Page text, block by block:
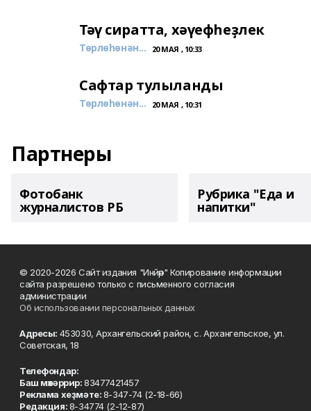
Тәү сиратта, хәүефһеҙлек
Төрлөһөнән... 20 МАЯ , 10:33
Сафтар тулыланды
Төрлөһөнән... 20 МАЯ , 10:31
Партнеры
Фотобанк
журналистов РБ
Рубрика "Еда и
напитки"
© 2020-2026 Сайт издания "Инйәр" Копирование информации
сайта разрешено только с письменного согласия
администрации
Об использовании персональных данных
Адресы: 453030, Архангельский район, с. Архангельское, ул.
Советская, 18
Телефондар:
Баш мөхәррир:83477421457
Реклама хеҙмәте:8-347-74 (2-18-66)
Редакция:8-34774 (2-12-87)